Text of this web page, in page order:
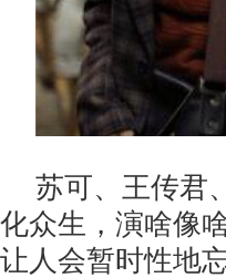
苏可、王传君
化众生，演啥像
让人会暂时性地